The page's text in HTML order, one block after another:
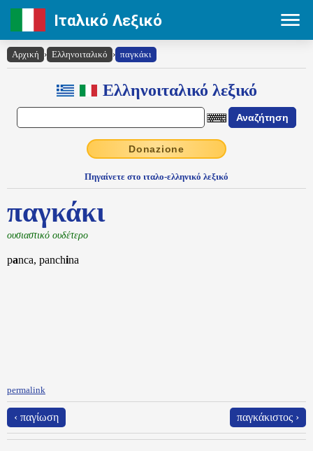
Ιταλικό Λεξικό
Αρχική › Ελληνοιταλικό › παγκάκι
Ελληνοιταλικό λεξικό
Donazione
Πηγαίνετε στο ιταλο-ελληνικό λεξικό
παγκάκι
ουσιαστικό ουδέτερο
panca, panchina
permalink
‹ παγίωση παγκάκιστος ›